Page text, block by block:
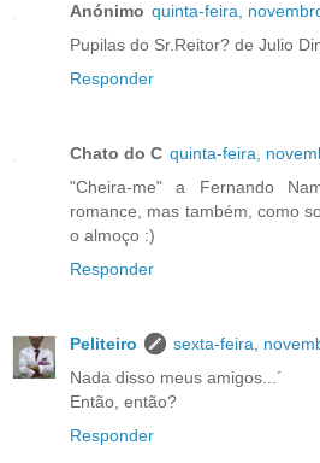
Anónimo quinta-feira,
Pupilas do Sr.Reitor? de Julio
Responder
Chato do C quinta-feira,
"Cheira-me" a Fernando
romance, mas também, como
o almoço :)
Responder
Peliteiro
sexta-feira,
Nada disso meus amigos...´
Então, então?
Responder